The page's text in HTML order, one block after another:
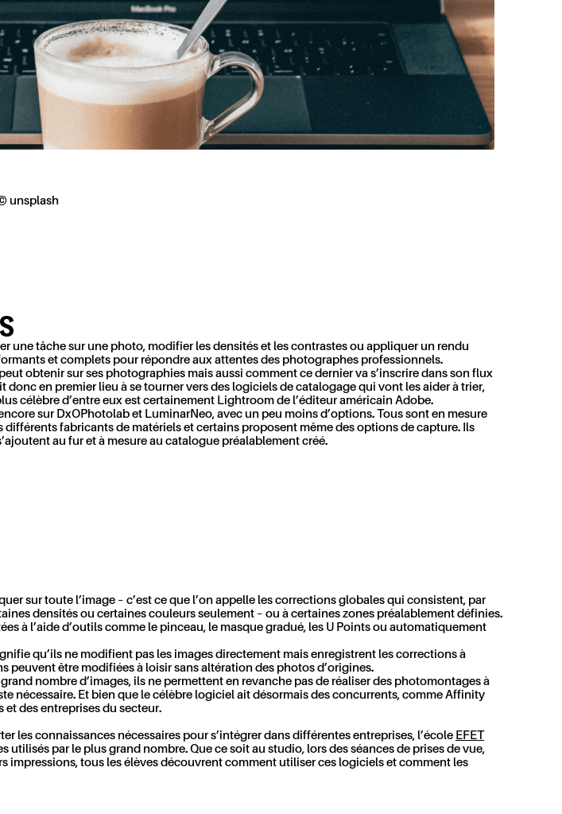
unsplash
tâche sur une photo, modifier les densités et les contrastes ou appliquer un rendu
et complets pour répondre aux attentes des photographes professionnels.
obtenir sur ses photographies mais aussi comment ce dernier va s’inscrire dans son flux
en premier lieu à se tourner vers des logiciels de catalogage qui vont les aider à trier,
célèbre d’entre eux est certainement Lightroom de l’éditeur américain Adobe.
sur DxO Photolab et LuminarNeo, avec un peu moins d’options. Tous sont en mesure
fabricants de matériels et certains proposent même des options de capture. Ils
au fur et à mesure au catalogue préalablement créé.
sur toute l’image – c’est ce que l’on appelle les corrections globales qui consistent, par
densités ou certaines couleurs seulement – ou à certaines zones préalablement définies.
à l’aide d’outils comme le pinceau, le masque gradué, les U Points ou automatiquement
qu’ils ne modifient pas les images directement mais enregistrent les corrections à
peuvent être modifiées à loisir sans altération des photos d’origines.
nombre d’images, ils ne permettent en revanche pas de réaliser des photomontages à
nécessaire. Et bien que le célèbre logiciel ait désormais des concurrents, comme Affinity
des entreprises du secteur.
les connaissances nécessaires pour s’intégrer dans différentes entreprises, l’école E FET
par le plus grand nombre. Que ce soit au studio, lors des séances de prises de vue,
impressions, tous les élèves découvrent comment utiliser ces logiciels et comment les